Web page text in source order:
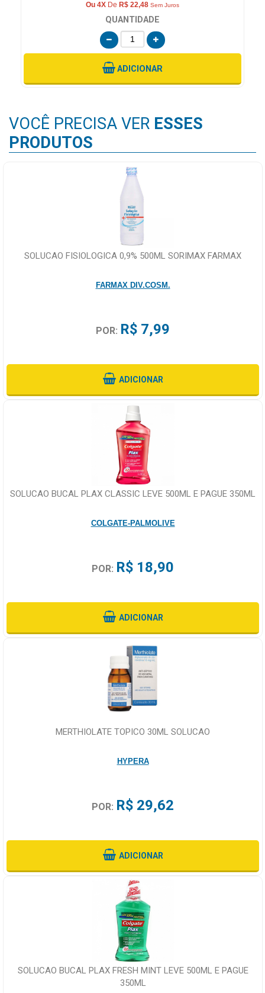
Ou 4X De R$ 22,48 Sem Juros
QUANTIDADE
ADICIONAR
VOCÊ PRECISA VER ESSES
PRODUTOS
SOLUCAO FISIOLOGICA 0,9% 500ML SORIMAX FARMAX
FARMAX DIV.COSM.
POR: R$ 7,99
ADICIONAR
SOLUCAO BUCAL PLAX CLASSIC LEVE 500ML E PAGUE 350ML
COLGATE-PALMOLIVE
POR: R$ 18,90
ADICIONAR
MERTHIOLATE TOPICO 30ML SOLUCAO
HYPERA
POR: R$ 29,62
ADICIONAR
SOLUCAO BUCAL PLAX FRESH MINT LEVE 500ML E PAGUE
350ML